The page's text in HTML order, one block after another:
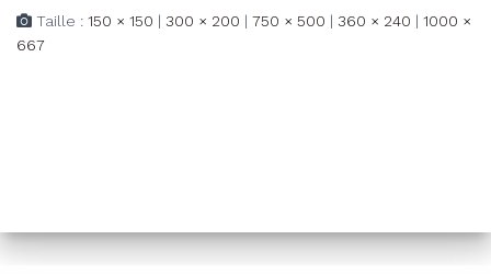
Taille : 150 × 150 | 300 × 200 | 750 × 500 | 360 × 240 | 1000 ×
667